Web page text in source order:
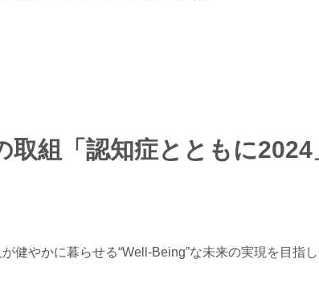
取組「認知症とともに2024
健やかに暮らせる“Well-Being”な未来の実現を目指し